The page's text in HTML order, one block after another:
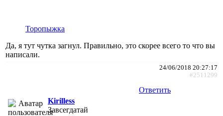
Торопыжка
Да, я тут чутка загнул. Правильно, это скорее всего то что вы
написали.
24/06/2018 20:27:17
#2511299
Ответить
Kirilless
Завсегдатай